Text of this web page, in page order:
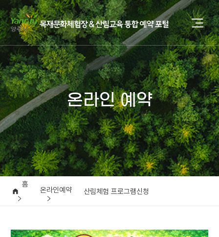
온라인 예약
홈
온라인예약 산림체험 프로그램신청